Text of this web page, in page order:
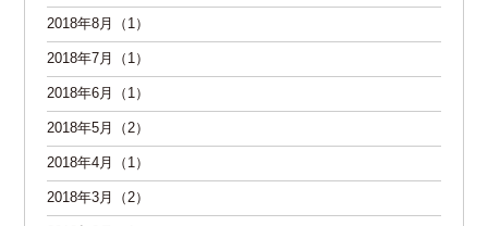
2018年8月（1）
2018年7月（1）
2018年6月（1）
2018年5月（2）
2018年4月（1）
2018年3月（2）